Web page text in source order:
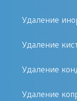
Удаление
Удаление
Удаление
Удаление